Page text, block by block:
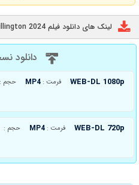
لینک های دانلود فیلم Killington 2024
دانلود
WEB-DL 1080p فرمت : MP4 حجم :
WEB-DL 720p فرمت : MP4 حجم :